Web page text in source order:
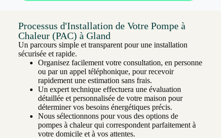
Processus d'Installation de Votre Pompe à
Chaleur (PAC) à Gland
Un parcours simple et transparent pour une installation
sécurisée et rapide.
Organisez facilement votre consultation, en personne
ou par un appel téléphonique, pour recevoir
rapidement une estimation sans frais.
Un expert technique effectuera une évaluation
détaillée et personnalisée de votre maison pour
déterminer vos besoins énergétiques précis.
Nous sélectionnons pour vous des options de
pompes à chaleur qui correspondent parfaitement à
votre domicile et à vos attentes.